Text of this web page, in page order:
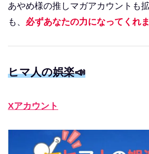
あやめ様の推しマガアカウントも
も、 必ずあなたの力になってくれま
ヒマ人の娯楽📣
Xアカウント